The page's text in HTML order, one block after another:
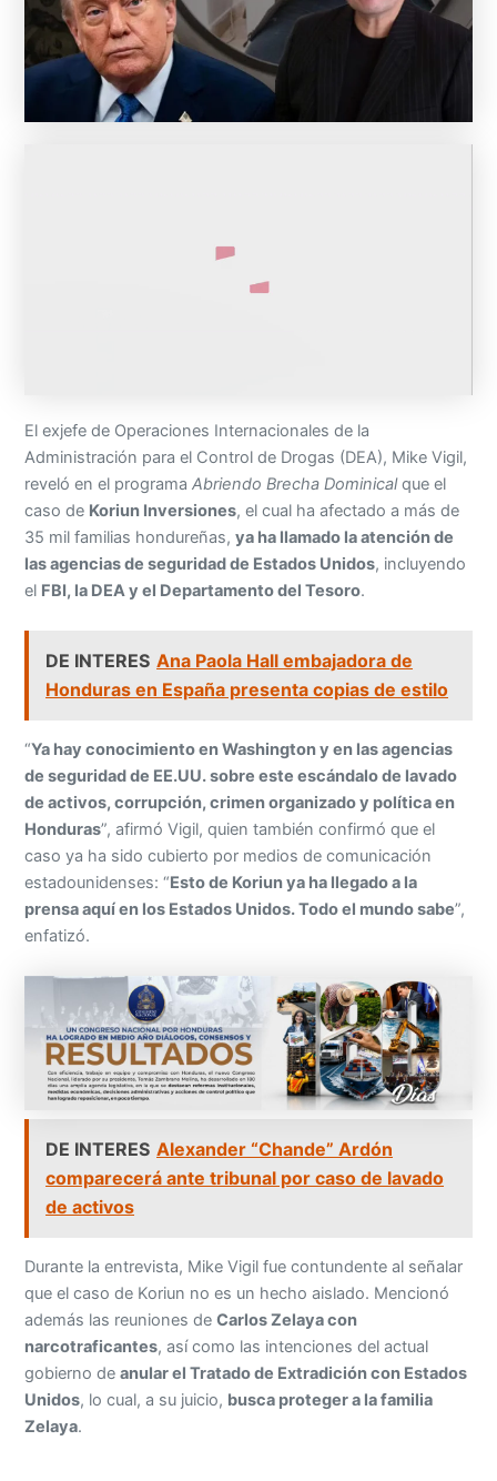
El exjefe de Operaciones Internacionales de la
Administración para el Control de Drogas (DEA), Mike Vigil,
reveló en el programaAbriendo Brecha Dominicalque el
caso de Koriun Inversiones, el cual ha afectado a más de
35 mil familias hondureñas,ya ha llamado la atención de
las agencias de seguridad de Estados Unidos, incluyendo
el FBI, la DEA y el Departamento del Tesoro.
DE INTERES Ana Paola Hall embajadora de
Honduras en España presenta copias de estilo
“Ya hay conocimiento en Washington y en las agencias
de seguridad de EE.UU. sobre este escándalo de lavado
de activos, corrupción, crimen organizado y política en
Honduras”, afirmó Vigil, quien también confirmó que el
caso ya ha sido cubierto por medios de comunicación
estadounidenses: “Esto de Koriun ya ha llegado a la
prensa aquí en los Estados Unidos. Todo el mundo sabe”,
enfatizó.
DE INTERES Alexander “Chande” Ardón
comparecerá ante tribunal por caso de lavado
de activos
Durante la entrevista, Mike Vigil fue contundente al señalar
que el caso de Koriun no es un hecho aislado. Mencionó
además las reuniones deCarlos Zelaya con
narcotraficantes, así como las intenciones del actual
gobierno deanular el Tratado de Extradición con Estados
Unidos, lo cual, a su juicio, busca proteger a la familia
Zelaya.